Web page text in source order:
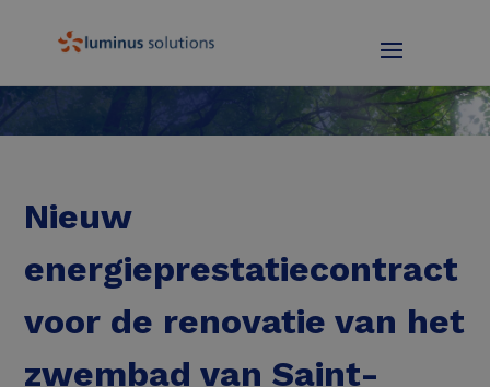
Nieuw
energieprestatiecontract
voor de renovatie van het
zwembad van Saint-